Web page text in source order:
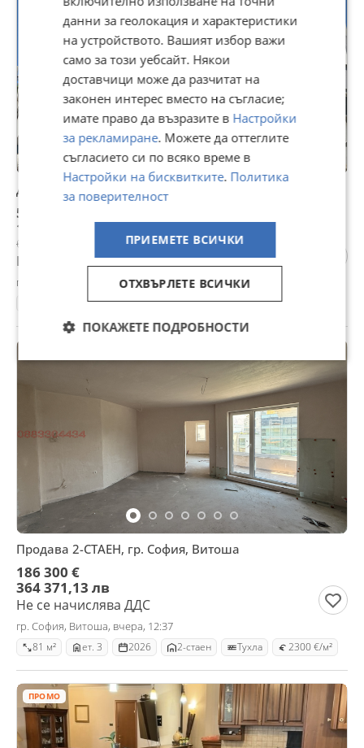
Дава под наем 2-СТАЕН, гр. София, Надежда 1
550 €
1 075,71 лв
600 € | 1 173,50 лв
Цената е с включен ДДС
гр. София, Надежда 1, вчера, 12:49
ет. 3 2-стаен 7 €/м²
Продава 2-СТАЕН, гр. София, Витоша
186 300 €
364 371,13 лв
Не се начислява ДДС
гр. София, Витоша, вчера, 12:37
81 м² ет. 3 2026 2-стаен Тухла 2300 €/м²
ПРОМО
данни за геолокация и характеристики
на устройството. Вашият избор важи
само за този уебсайт. Някои
доставчици може да разчитат на
законен интерес вместо на съгласие;
имате право да възразите в Настройки
за рекламиране. Можете да оттеглите
съгласието си по всяко време в
Настройки на бисквитките. Политика
за поверителност
ПРИЕМЕТЕ ВСИЧКИ
ОТХВЪРЛЕТЕ ВСИЧКИ
ПОКАЖЕТЕ ПОДРОБНОСТИ